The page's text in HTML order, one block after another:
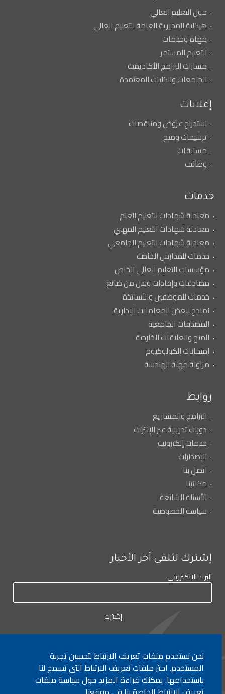
حول التعليم العالي
هيكلية المديرية العامة للتعليم العالي
مهام وخدمات
التعليم المستمر
مسارات البرامج الأكاديمية
الجامعات والكليات المعتمدة
إعلانات
استدراج عروض ومناقصات
ترشيحات ومنح
مسابقات
وظائف
خدمات
معادلة شهادات التعليم العام
معادلة شهادات التعليم المهني
معادلة شهادات التعليم الجامعي
خدمات للمدارس الخاصة
مؤسسات التعليم العالي الخاص
مصادقات وإفادات وبدل من ضائع
خدمات للموظفين والأساتذة
نماذج لبعض المعاملات الإدارية
المصدقات الجامعية
المنح والعلاقات الخارجية
امتحانات الكولوكيوم
مزاولة مهنة الهندسة
روابط
البرامج والمشاريع
دورات تدريبية عبر الإنترنت
خدمات إلكترونية
الإصدارات
اتصل بنا
مكاتبنا
الأسئلة الشائعة
سياسة الخصوصية
إشترك لتلقي آخر الأخبار
البريد الالكتروني
لأي إستفسار الإتصال على:٠١/٧٧٢٠٠٠
نحن نستخدم ملفات تعريف الارتباط لتحسين تجربة
المستخدم. اختر ملفات تعريف الارتباط التي تسمح لنا
باستخدامها. يمكنك قراءة المزيد حول سياسة ملفات